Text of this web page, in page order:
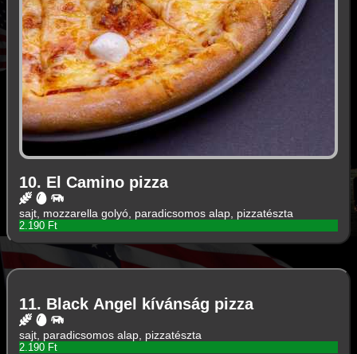
10. El Camino pizza
sajt, mozzarella golyó, paradicsomos alap, pizzatészta
2.190 Ft
11. Black Angel kívánság pizza
sajt, paradicsomos alap, pizzatészta
2.190 Ft